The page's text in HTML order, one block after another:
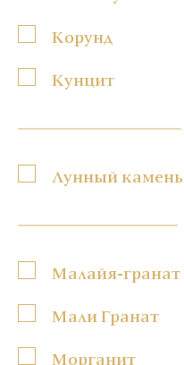
Корунд
Кунцит
Лунный камень
Малайя-гранат
Мали Гранат
Морганит